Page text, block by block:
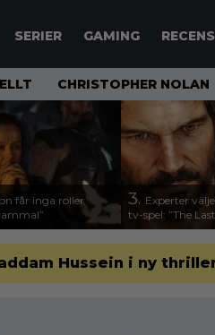
SERIER GAMING
CHRISTOPHER NOLAN
får inga roller
3. Experter
tv-spel: ”The
Hussein i ny